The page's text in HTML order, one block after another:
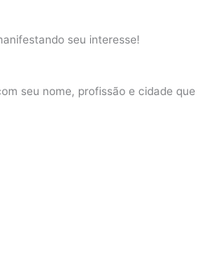
seu interesse!
seu nome, profissão e cidade que